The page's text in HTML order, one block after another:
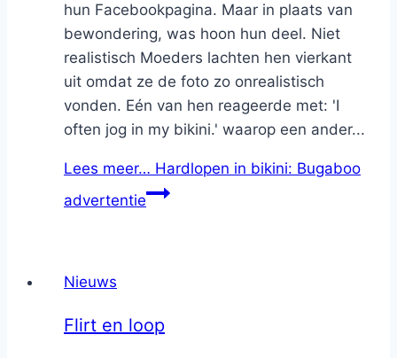
hun Facebookpagina. Maar in plaats van
bewondering, was hoon hun deel. Niet
realistisch Moeders lachten hen vierkant
uit omdat ze de foto zo onrealistisch
vonden. Eén van hen reageerde met: 'I
often jog in my bikini.' waarop een ander...
Lees meer… Hardlopen in bikini: Bugaboo
advertentie
Nieuws
Flirt en loop